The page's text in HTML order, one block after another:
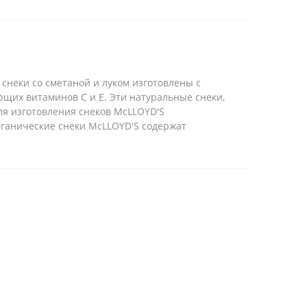
со сметаной и луком изготовлены с
витаминов С и Е. Эти натуральные снеки,
снеков McLLOYD'S
снеки McLLOYD'S содержат